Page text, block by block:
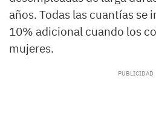
años. Todas las cuantías se
10% adicional cuando los
mujeres.